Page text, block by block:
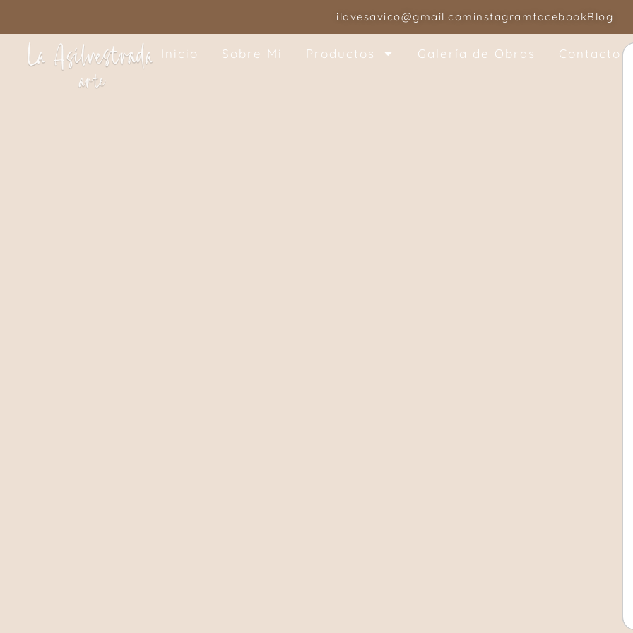
ilavesavico@gmail.com instagramfacebookBlog
Inicio Sobre Mi Productos Galería de Obras Contacto